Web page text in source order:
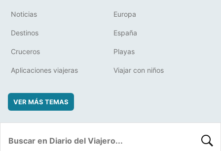
Noticias Europa
Destinos España
Cruceros Playas
Aplicaciones viajeras Viajar con niños
VER MÁS TEMAS